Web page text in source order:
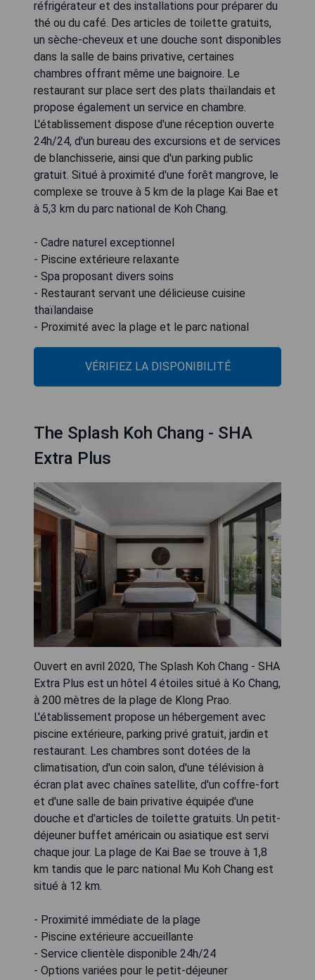
réfrigérateur et des installations pour préparer du
thé ou du café. Des articles de toilette gratuits,
un sèche-cheveux et une douche sont disponibles
dans la salle de bains privative, certaines
chambres offrant même une baignoire. Le
restaurant sur place sert des plats thaïlandais et
propose également un service en chambre.
L'établissement dispose d'une réception ouverte
24h/24, d'un bureau des excursions et de services
de blanchisserie, ainsi que d'un parking public
gratuit. Situé à proximité d'une forêt mangrove, le
complexe se trouve à 5 km de la plage Kai Bae et
à 5,3 km du parc national de Koh Chang.
- Cadre naturel exceptionnel
- Piscine extérieure relaxante
- Spa proposant divers soins
- Restaurant servant une délicieuse cuisine
thaïlandaise
- Proximité avec la plage et le parc national
VÉRIFIEZ LA DISPONIBILITÉ
The Splash Koh Chang - SHA
Extra Plus
Ouvert en avril 2020, The Splash Koh Chang - SHA
Extra Plus est un hôtel 4 étoiles situé à Ko Chang,
à 200 mètres de la plage de Klong Prao.
L'établissement propose un hébergement avec
piscine extérieure, parking privé gratuit, jardin et
restaurant. Les chambres sont dotées de la
climatisation, d'un coin salon, d'une télévision à
écran plat avec chaînes satellite, d'un coffre-fort
et d'une salle de bain privative équipée d'une
douche et d'articles de toilette gratuits. Un petit-
déjeuner buffet américain ou asiatique est servi
chaque jour. La plage de Kai Bae se trouve à 1,8
km tandis que le parc national Mu Koh Chang est
situé à 12 km.
- Proximité immédiate de la plage
- Piscine extérieure accueillante
- Service clientèle disponible 24h/24
- Options variées pour le petit-déjeuner